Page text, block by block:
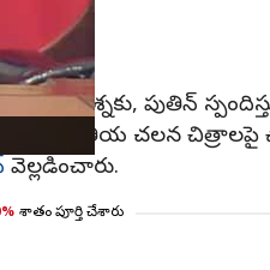
ప్రశ్నకు, పుతిన్
ఉంది. భారతీయ చలన
వెల్లడించారు.
శాతం పూర్తి చేశారు